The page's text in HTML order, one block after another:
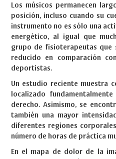
Los músicos permanecen
posición, incluso cuando su
instrumento no es sólo una
energético, al igual que
grupo de fisioterapeutas que
reducido en comparación
deportistas.
Un estudio reciente muestra
localizado
derecho. Asimismo, se
también una mayor
diferentes regiones
número de horas de práctica
En el mapa de dolor de la